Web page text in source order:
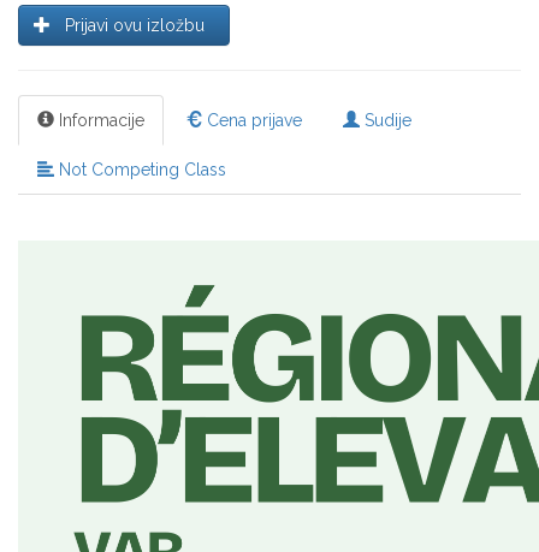
Prijavi ovu izložbu
Informacije Cena prijave Sudije
Not Competing Class